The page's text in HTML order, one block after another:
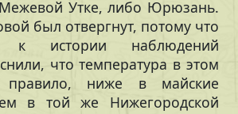
Утке, либо Юрюзань.
был отвергнут, потому что
к истории наблюдений
что температура в этом
правило, ниже в майские
в той же Нижегородской